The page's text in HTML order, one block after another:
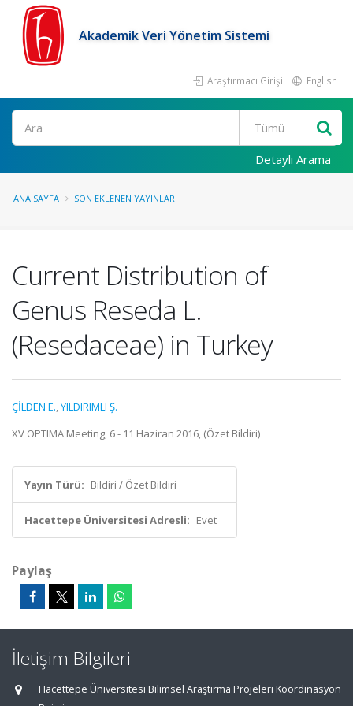
Akademik Veri Yönetim Sistemi
Araştırmacı Girişi English
Ara
Detaylı Arama
ANA SAYFA SON EKLENEN YAYINLAR
Current Distribution of
Genus Reseda L.
(Resedaceae) in Turkey
ÇİLDEN E.,YILDIRIMLI Ş.
XV OPTIMA Meeting, 6 - 11 Haziran 2016, (Özet Bildiri)
Yayın Türü: Bildiri / Özet Bildiri
Hacettepe Üniversitesi Adresli: Evet
Paylaş
İletişim Bilgileri
Hacettepe Üniversitesi Bilimsel Araştırma Projeleri Koordinasyon